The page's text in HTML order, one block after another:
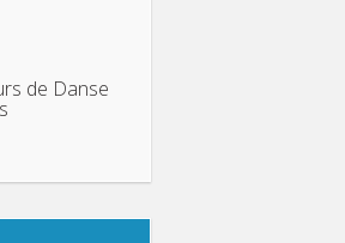
de Danse